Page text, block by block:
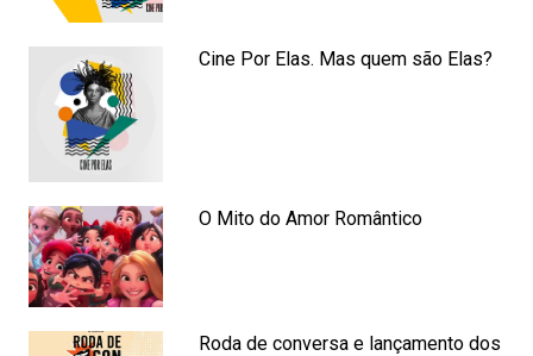
Cine Por Elas. Mas quem são Elas?
O Mito do Amor Romântico
Roda de conversa e lançamento dos